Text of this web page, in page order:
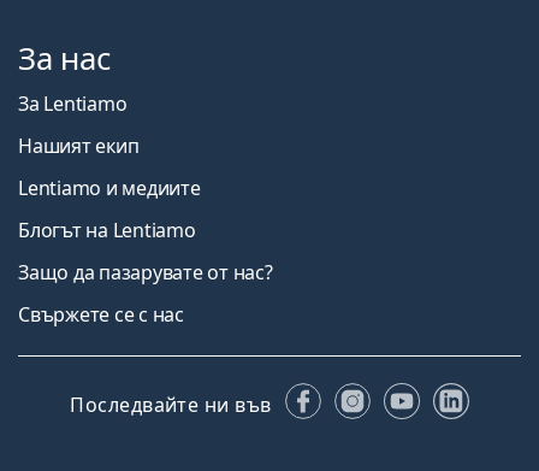
За нас
За Lentiamo
Нашият екип
Lentiamo и медиите
Блогът на Lentiamo
Защо да пазарувате от нас?
Свържете се с нас
Последвайте ни във FacebookInstagram
YouTube